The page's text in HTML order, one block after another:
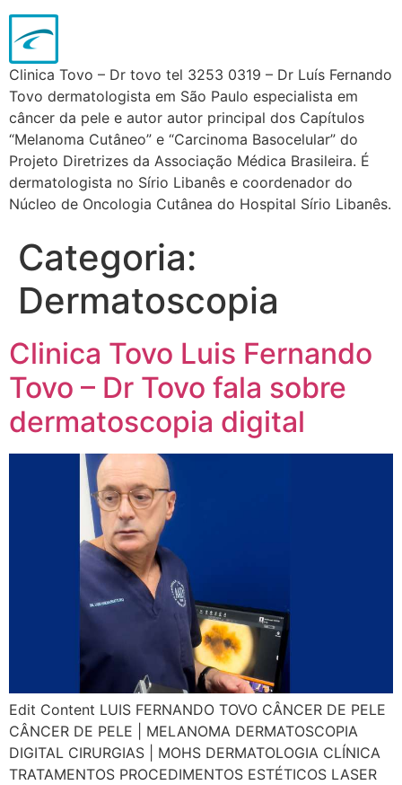
Clinica Tovo – Dr tovo tel 3253 0319 – Dr Luís Fernando
Tovo dermatologista em São Paulo especialista em
câncer da pele e autor autor principal dos Capítulos
“Melanoma Cutâneo” e “Carcinoma Basocelular” do
Projeto Diretrizes da Associação Médica Brasileira. É
dermatologista no Sírio Libanês e coordenador do
Núcleo de Oncologia Cutânea do Hospital Sírio Libanês.
Categoria:
Dermatoscopia
Clinica Tovo Luis Fernando
Tovo – Dr Tovo fala sobre
dermatoscopia digital
Edit Content LUIS FERNANDO TOVO CÂNCER DE PELE
CÂNCER DE PELE | MELANOMA DERMATOSCOPIA
DIGITAL CIRURGIAS | MOHS DERMATOLOGIA CLÍNICA
TRATAMENTOS PROCEDIMENTOS ESTÉTICOS LASER